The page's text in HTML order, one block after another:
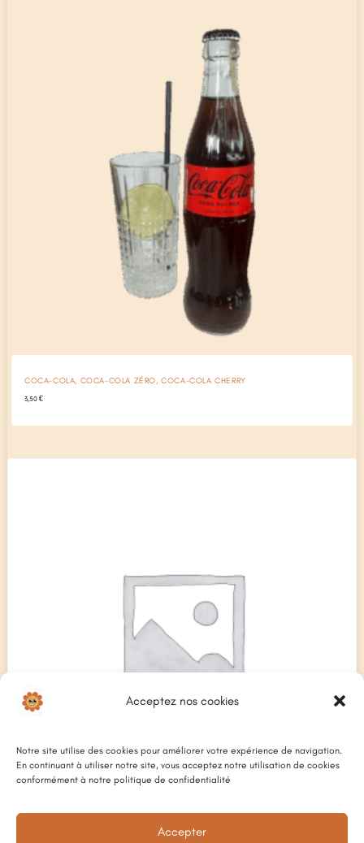
Acceptez nos cookies
Notre site utilise des cookies pour améliorer votre expérience de navigation.
En continuant à utiliser notre site, vous acceptez notre utilisation de cookies
conformément à notre politique de confidentialité
Accepter
COCA-COLA, COCA-COLA ZÉRO, COCA-COLA CHERRY
3,50 €